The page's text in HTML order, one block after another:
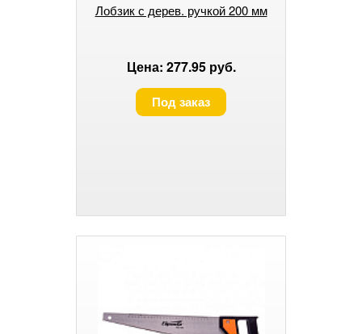
Лобзик с дерев. ручкой 200 мм
Цена: 277.95 руб.
Под заказ